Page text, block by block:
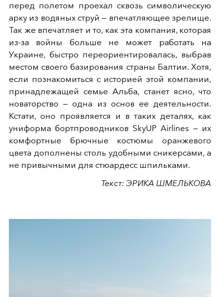
перед полетом проехал сквозь символическую
арку из водяных струй — впечатляющее зрелище.
Так же впечатляет и то, как эта компания, которая
из-за войны больше не может работать на
Украине, быстро переориентировалась, выбрав
местом своего базирования страны Балтии. Хотя,
если познакомиться с историей этой компании,
принадлежащей семье Альба, станет ясно, что
новаторство — одна из основ ее деятельности.
Кстати, оно проявляется и в таких деталях, как
униформа бортпроводников SkyUP Airlines — их
комфортные брючные костюмы оранжевого
цвета дополнены столь удобными сникерсами, а
не привычными для стюардесс шпильками.
Текст: ЭРИКА ШМЕЛЬКОВА